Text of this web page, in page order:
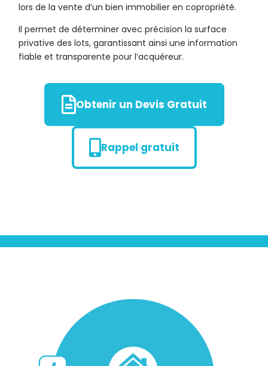
lors de la vente d’un bien immobilier en copropriété.
Il permet de déterminer avec précision la surface
privative des lots, garantissant ainsi une information
fiable et transparente pour l’acquéreur.
Obtenir un Devis Gratuit
Rappel gratuit